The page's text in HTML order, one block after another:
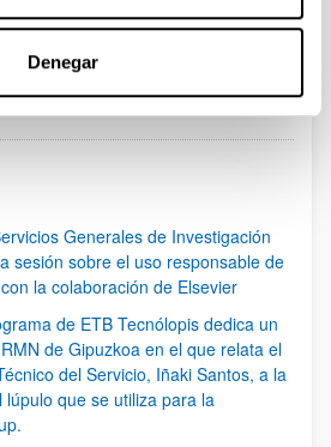
Denegar
54 55 56 ... 95
Generales de Investigación
sesión sobre el uso responsable de
la colaboración de Elsevier
de ETB Tecnólopis dedica un
de Gipuzkoa en el que relata el
del Servicio, Iñaki Santos, a la
que se utiliza para la